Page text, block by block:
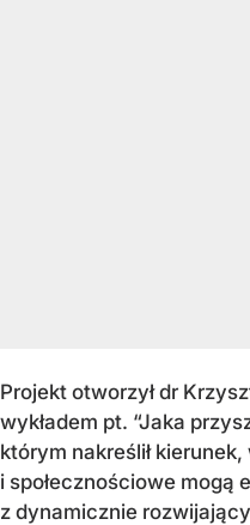
Projekt otworzył dr
wykładem pt. “Jaka
którym nakreślił
i społecznościowe mogą
z dynamicznie